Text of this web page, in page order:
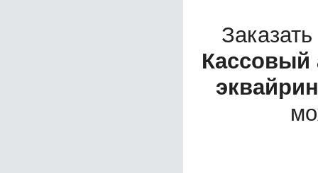
Кассовый